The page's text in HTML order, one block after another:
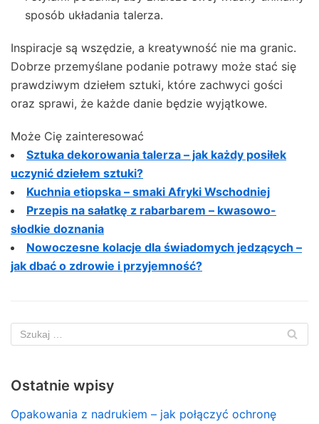
sposób układania talerza.
Inspiracje są wszędzie, a kreatywność nie ma granic.
Dobrze przemyślane podanie potrawy może stać się
prawdziwym dziełem sztuki, które zachwyci gości
oraz sprawi, że każde danie będzie wyjątkowe.
Może Cię zainteresować
Sztuka dekorowania talerza – jak każdy posiłek
uczynić dziełem sztuki?
Kuchnia etiopska – smaki Afryki Wschodniej
Przepis na sałatkę z rabarbarem – kwasowo-
słodkie doznania
Nowoczesne kolacje dla świadomych jedzących –
jak dbać o zdrowie i przyjemność?
Ostatnie wpisy
Opakowania z nadrukiem – jak połączyć ochronę